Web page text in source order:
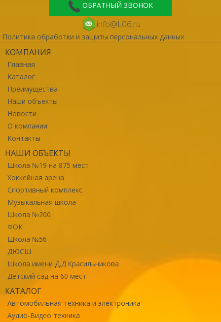
ОБРАТНЫЙ ЗВОНОК
info@L06.ru
Политика обработки и защиты персональных данных
КОМПАНИЯ
Главная
Каталог
Преимущества
Наши объекты
Новости
О компании
Контакты
НАШИ ОБЪЕКТЫ
Школа №19 на 875 мест
Хоккейная арена
Спортивный комплекс
Музыкальная школа
Школа №200
ФОК
Школа №56
ДЮСШ
Школа имени Д.Д.Красильникова
Детский сад на 60 мест
КАТАЛОГ
Автомобильная техника и электроника
Аудио-Видео техника